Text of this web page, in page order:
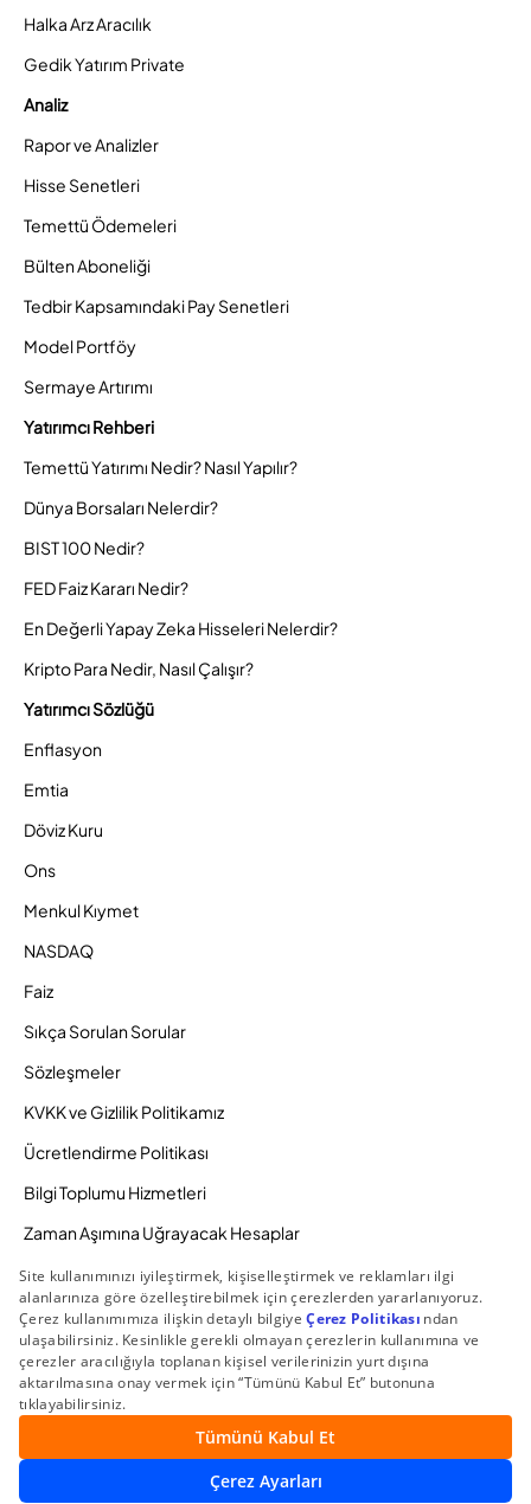
Halka Arz Aracılık
Gedik Yatırım Private
Analiz
Rapor ve Analizler
Hisse Senetleri
Temettü Ödemeleri
Bülten Aboneliği
Tedbir Kapsamındaki Pay Senetleri
Model Portföy
Sermaye Artırımı
Yatırımcı Rehberi
Temettü Yatırımı Nedir? Nasıl Yapılır?
Dünya Borsaları Nelerdir?
BIST 100 Nedir?
FED Faiz Kararı Nedir?
En Değerli Yapay Zeka Hisseleri Nelerdir?
Kripto Para Nedir, Nasıl Çalışır?
Yatırımcı Sözlüğü
Enflasyon
Emtia
Döviz Kuru
Ons
Menkul Kıymet
NASDAQ
Faiz
Sıkça Sorulan Sorular
Sözleşmeler
KVKK ve Gizlilik Politikamız
Ücretlendirme Politikası
Bilgi Toplumu Hizmetleri
Zaman Aşımına Uğrayacak Hesaplar
Duyurular ve Kampanyalar
© 2026 Gedik Yatırım Menkul Değerler AŞ. Tüm Hakları